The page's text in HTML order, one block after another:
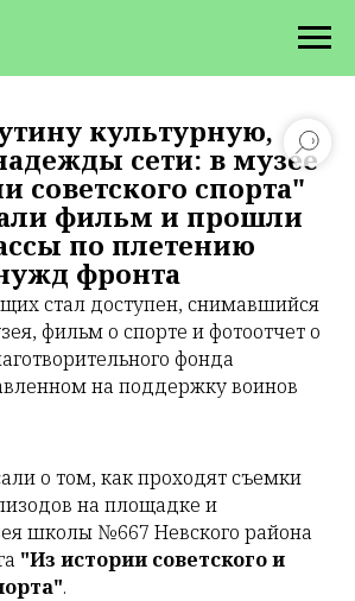
культурную,
сети: в музее
советского спорта"
фильм и прошли
по плетению
фронта
стал доступен, снимавшийся
фильм о спорте и фотоотчет о
фонда
на поддержку воинов
о том, как проходят съемки
на площадке и
школы №667 Невского района
"Из истории советского и
.